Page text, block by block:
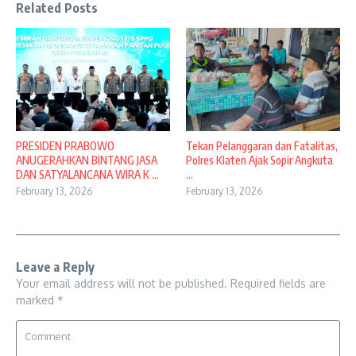
Related Posts
PRESIDEN PRABOWO
ANUGERAHKAN BINTANG JASA
DAN SATYALANCANA WIRA K ...
February 13, 2026
Tekan Pelanggaran dan Fatalitas,
Polres Klaten Ajak Sopir Angkuta
...
February 13, 2026
Leave a Reply
Your email address will not be published. Required fields are
marked *